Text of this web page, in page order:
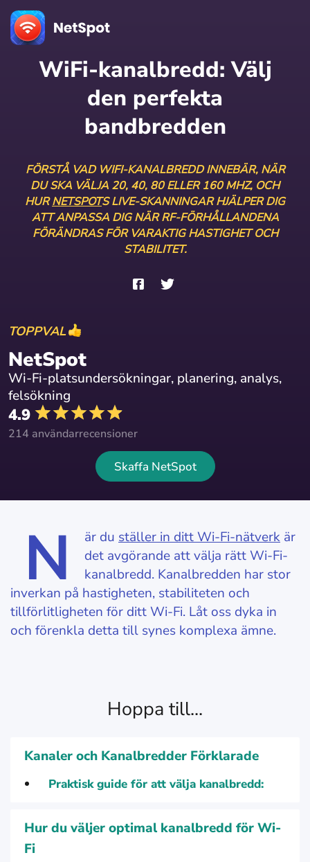
WiFi-kanalbredd:Välj
den perfekta
bandbredden
FÖRSTÅ VAD WIFI-KANALBREDD INNEBÄR, NÄR
DU SKA VÄLJA 20, 40, 80 ELLER 160 MHZ, OCH
HURNETSPOTS LIVE-SKANNINGAR HJÄLPER DIG
ATT ANPASSA DIG NÄR RF-FÖRHÅLLANDENA
FÖRÄNDRAS FÖR VARAKTIG HASTIGHET OCH
STABILITET.
TOPPVAL
NetSpot
Wi-Fi-platsundersökningar, planering, analys,
felsökning
4.9
214 användarrecensioner
Skaffa NetSpot
N är du ställer in ditt Wi-Fi-nätverk är
det avgörande att välja rätt Wi-Fi-
kanalbredd. Kanalbredden har stor
inverkan på hastigheten, stabiliteten och
tillförlitligheten för ditt Wi-Fi. Låt oss dyka in
och förenkla detta till synes komplexa ämne.
Hoppa till...
Kanaler och Kanalbredder Förklarade
Praktisk guide för att välja kanalbredd:
Hur du väljer optimal kanalbredd för Wi-
Fi